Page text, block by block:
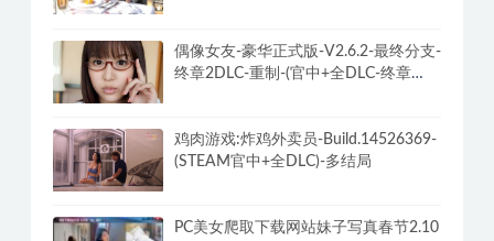
偶像女友-豪华正式版-V2.6.2-最终分支-
终章2DLC-重制-(官中+全DLC-终章
鸡肉游戏:炸鸡外卖员-Build.14526369-
(STEAM官中+全DLC)-多结局
PC美女爬取下载网站妹子写真春节2.10